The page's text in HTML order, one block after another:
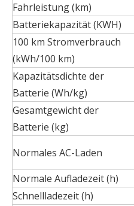
Fahrleistung (km)
Batteriekapazität (KWH)
100 km Stromverbrauch
(kWh/100 km)
Kapazitätsdichte der
Batterie (Wh/kg)
Gesamtgewicht der
Batterie (kg)
Normales AC-Laden
Normale Aufladezeit (h)
Schnellladezeit (h)